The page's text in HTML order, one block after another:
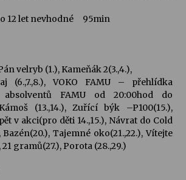
12 let nevhodné 95min
velryb (1.), Kameňák 2(3.,4.),
(6.,7.,8.), VOKO FAMU – přehlídka
FAMU od 20:00hod do
(13.,14.), Zuřící býk –P100(15.),
v akci(pro děti 14.,15.), Návrat do Cold
Bazén(20.), Tajemné oko(21.,22.), Vítejte
gramů(27.), Porota (28.,29.)